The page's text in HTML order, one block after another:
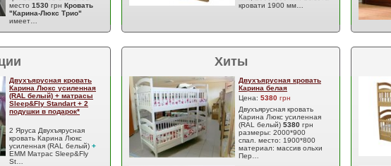
место 1530 грн Кровать
"Карина-Люкс Трио"
имеет…
кровати 1900 мм…
Хиты
Двухъярусная кровать
Карина Люкс усиленная
(RAL белый) + матрасы
Sleep&Fly Standart + 2
подушки в подарок*
2 Яруса Двухъярусная
кровать Карина Люкс
усиленная (RAL белый) +
EMM Матрас Sleep&Fly
St…
Двухъярусная кровать
Карина белая
Цена: 5380 грн
Двухъярусная кровать
Карина Люкс усиленная
(RAL белый) 5380 грн
размеры: 2000*900
спал. место: 1900*800
материал: массив ольхи
Пер…